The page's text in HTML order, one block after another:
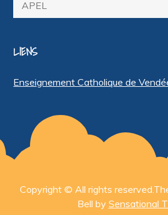
LIENS
Enseignement Catholique de
Copyright © All rights
Bell by Sensational